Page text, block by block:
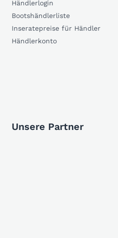
Händlerlogin
Bootshändlerliste
Inseratepreise für Händler
Händlerkonto
Unsere Partner